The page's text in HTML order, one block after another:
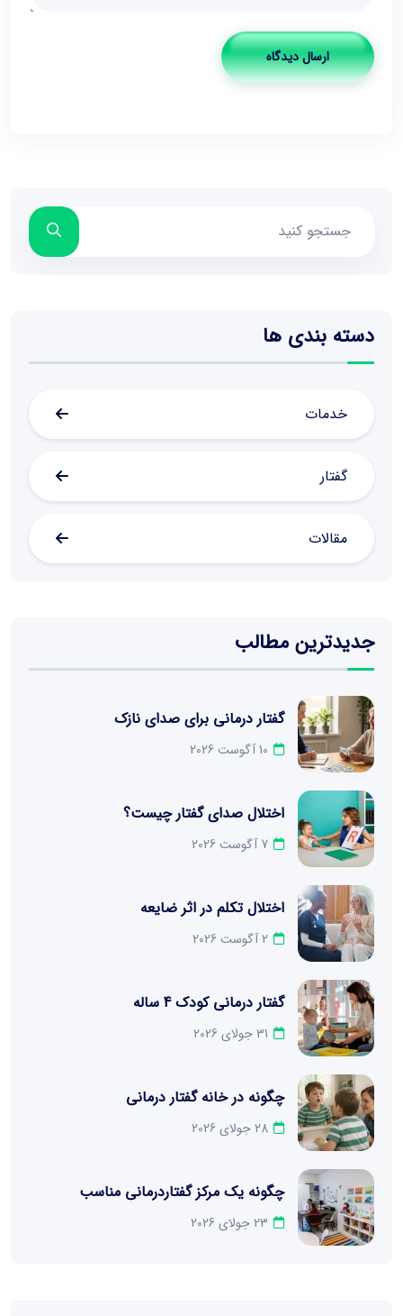
ارسال دیدگاه
دسته بندی ها
خدمات
گفتار
مقالات
جدیدترین مطالب
گفتار درمانی برای صدای نازک
10 آگوست 2026
اختلال صدای گفتار چیست؟
7 آگوست 2026
اختلال تکلم در اثر ضایعه
2 آگوست 2026
گفتار درمانی کودک 4 ساله
31 جولای 2026
چگونه در خانه گفتار درمانی
28 جولای 2026
چگونه یک مرکز گفتاردرمانی مناسب
23 جولای 2026